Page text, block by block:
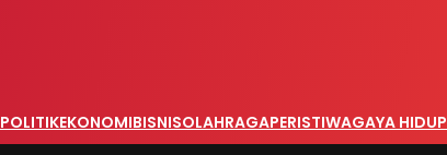
POLITIKEKONOMIBISNISOLAHRAGAPERISTIWAGAYA HIDUP